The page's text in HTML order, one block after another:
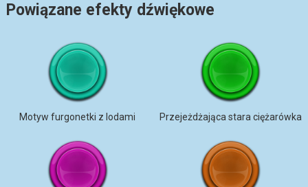
Powiązane efekty dźwiękowe
Motyw furgonetki z lodami Przejeżdżająca stara ciężarówka